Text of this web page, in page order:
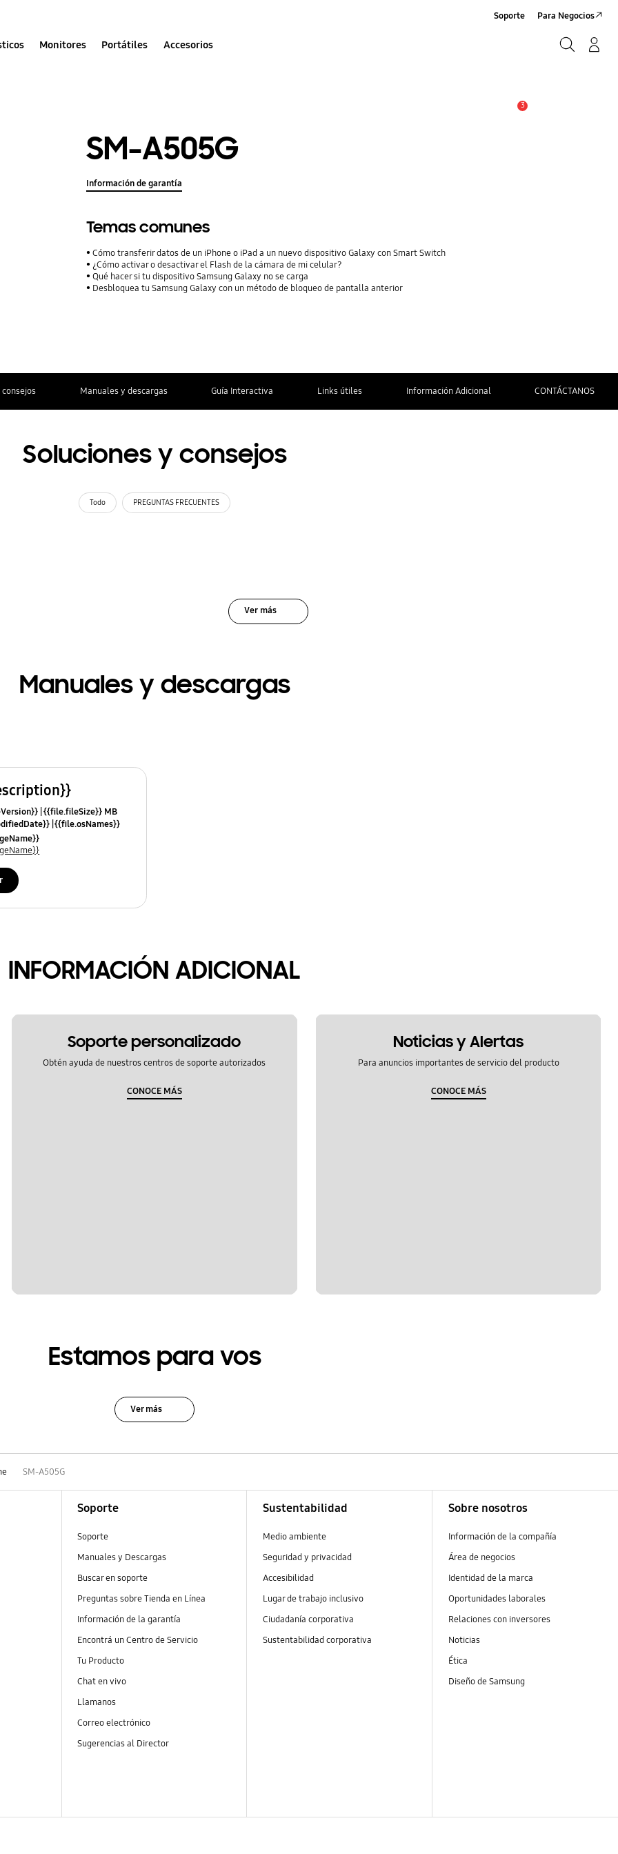
Monitores Portátiles Accesorios
Soporte Para Negocios
3
SM-A505G
Información de garantía
Temas comunes
Cómo transferir datos de un iPhone o iPad a un nuevo dispositivo Galaxy con Smart Switch
¿Cómo activar o desactivar el Flash de la cámara de mi celular?
Qué hacer si tu dispositivo Samsung Galaxy no se carga
Desbloquea tu Samsung Galaxy con un método de bloqueo de pantalla anterior
Manuales y descargas Guía Interactiva Links útiles Información Adicional CONTÁCTANOS
Soluciones y consejos
Todo PREGUNTAS FRECUENTES
Ver más
Manuales y descargas
{{file.fileSize}} MB
{{file.osNames}}
INFORMACIÓN ADICIONAL
Soporte personalizado
Obtén ayuda de nuestros centros de soporte autorizados
CONOCE MÁS
Noticias y Alertas
Para anuncios importantes de servicio del producto
CONOCE MÁS
Estamos para vos
Ver más
SM-A505G
Soporte
Soporte
Manuales y Descargas
Buscar en soporte
Preguntas sobre Tienda en Línea
Información de la garantía
Encontrá un Centro de Servicio
Tu Producto
Chat en vivo
Llamanos
Correo electrónico
Sugerencias al Director
Sustentabilidad
Medio ambiente
Seguridad y privacidad
Accesibilidad
Lugar de trabajo inclusivo
Ciudadanía corporativa
Sustentabilidad corporativa
Sobre nosotros
Información de la compañía
Área de negocios
Identidad de la marca
Oportunidades laborales
Relaciones con inversores
Noticias
Ética
Diseño de Samsung